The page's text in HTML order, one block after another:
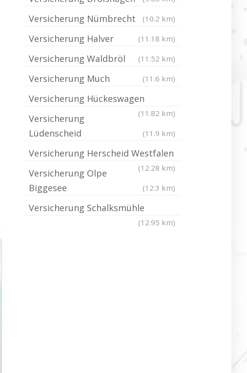
Versicherung Nümbrecht (10.2 km)
Versicherung Halver (11.18 km)
Versicherung Waldbröl (11.52 km)
Versicherung Much (11.6 km)
Versicherung Hückeswagen
(11.82 km)
Versicherung
Lüdenscheid
(11.9 km)
Versicherung Herscheid Westfalen
(12.28 km)
Versicherung Olpe
Biggesee
(12.3 km)
Versicherung Schalksmühle
(12.95 km)